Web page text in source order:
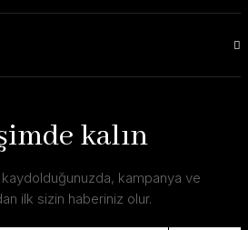
kalın
kampanya ve
ilk sizin haberiniz olur.